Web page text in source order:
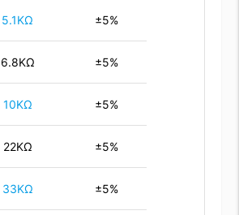
5.1KΩ ±5%
6.8KΩ ±5%
10KΩ ±5%
22KΩ ±5%
33KΩ ±5%